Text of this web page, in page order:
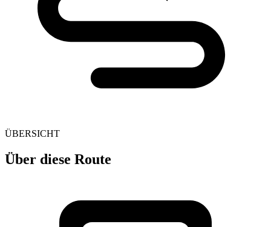
ÜBERSICHT
Über diese Route